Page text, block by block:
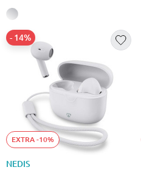
EXTRA -10%
NEDIS
- 14%